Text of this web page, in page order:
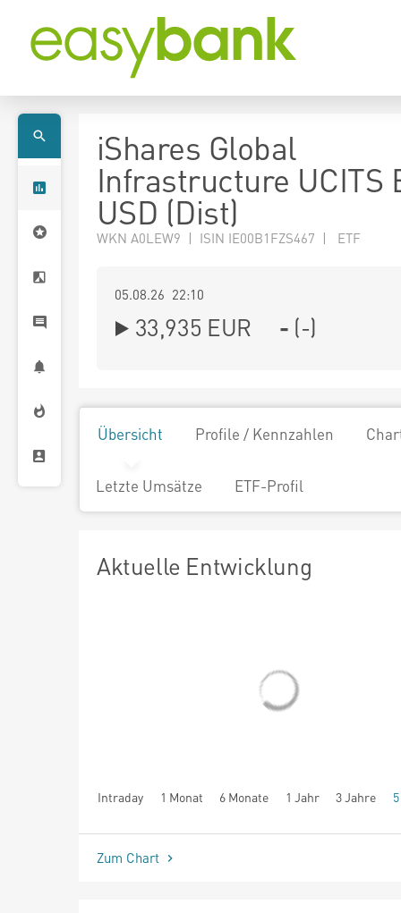
iShares Global
Infrastructure UCITS
USD (Dist)
WKN A0LEW9 | ISIN IE00B1FZS467 | ETF
05.08.26 22:10
33,935 EUR - (-)
Übersicht Profile / Kennzahlen
Letzte Umsätze ETF-Profil
Aktuelle Entwicklung
Intraday 1 Monat 6 Monate 1 Jahr 3 Jahre
seit Beginn
Zum Chart